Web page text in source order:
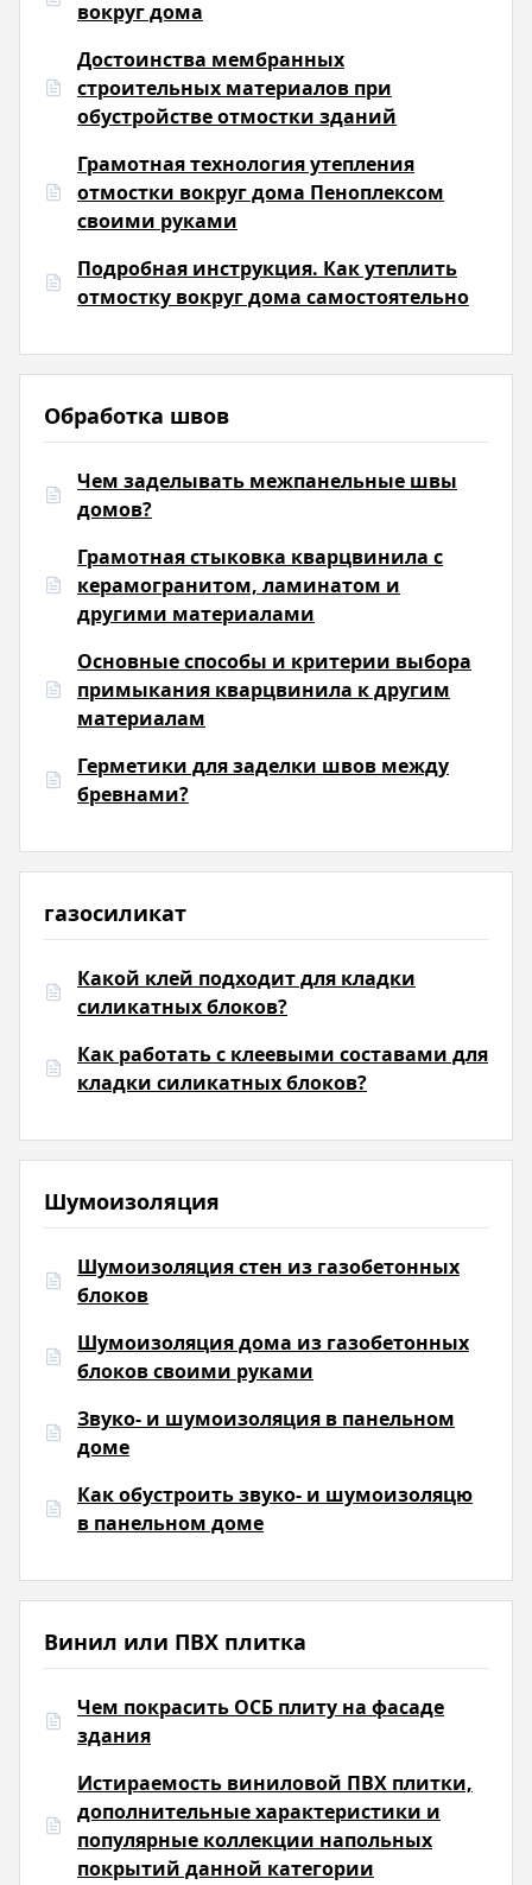
вокруг дома
Достоинства мембранных
строительных материалов при
обустройстве отмостки зданий
Грамотная технология утепления
отмостки вокруг дома Пеноплексом
своими руками
Подробная инструкция. Как утеплить
отмостку вокруг дома самостоятельно
Обработка швов
Чем заделывать межпанельные швы
домов?
Грамотная стыковка кварцвинила с
керамогранитом, ламинатом и
другими материалами
Основные способы и критерии выбора
примыкания кварцвинила к другим
материалам
Герметики для заделки швов между
бревнами?
газосиликат
Какой клей подходит для кладки
силикатных блоков?
Как работать с клеевыми составами для
кладки силикатных блоков?
Шумоизоляция
Шумоизоляция стен из газобетонных
блоков
Шумоизоляция дома из газобетонных
блоков своими руками
Звуко- и шумоизоляция в панельном
доме
Как обустроить звуко- и шумоизоляцю
в панельном доме
Винил или ПВХ плитка
Чем покрасить ОСБ плиту на фасаде
здания
Истираемость виниловой ПВХ плитки,
дополнительные характеристики и
популярные коллекции напольных
покрытий данной категории